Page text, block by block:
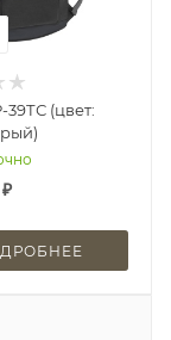
(цвет: